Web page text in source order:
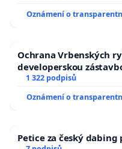
Oznámení o
Ochrana Vrbenských
developerskou
1 322 podpisů
Oznámení o
Petice za český